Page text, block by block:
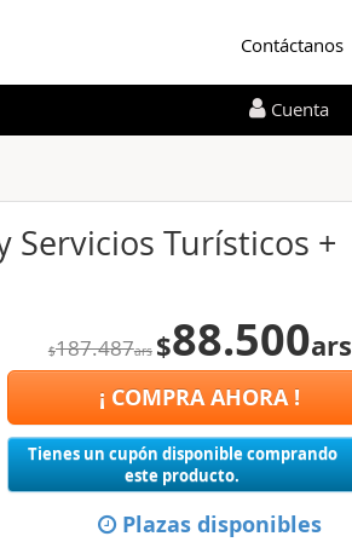
Contáctanos
Servicios Turísticos +
$187.487ars $88.500ars
¡ COMPRA AHORA !
Tienes un cupón disponible comprando
este producto.
Plazas disponibles
Cuenta